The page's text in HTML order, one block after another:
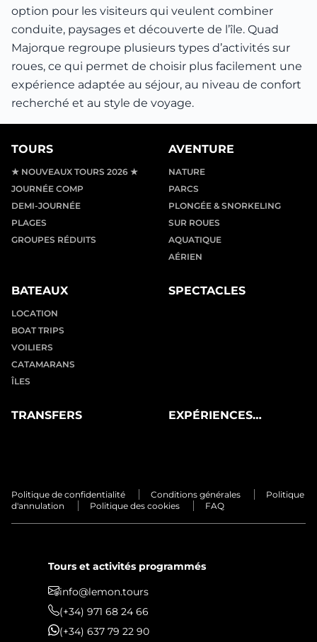
option pour les visiteurs qui veulent combiner
conduite, paysages et découverte de l’île. Quad
Majorque regroupe plusieurs types d’activités sur
roues, ce qui permet de choisir plus facilement une
expérience adaptée au séjour, au niveau de confort
recherché et au style de voyage.
TOURS
★ NOUVEAUX TOURS 2026 ★
JOURNÉE COMP
DEMI-JOURNÉE
PLAGES
GROUPES RÉDUITS
AVENTURE
NATURE
PARCS
PLONGÉE & SNORKELING
SUR ROUES
AQUATIQUE
AÉRIEN
BATEAUX
LOCATION
BOAT TRIPS
VOILIERS
CATAMARANS
ÎLES
SPECTACLES
TRANSFERS
EXPÉRIENCES
Politique de confidentialité Conditions générales
Politique
d'annulation
Politique des cookies FAQ
Tours et activités programmés
info@lemon.tours
(+34) 971 68 24 66
(+34) 637 79 22 90